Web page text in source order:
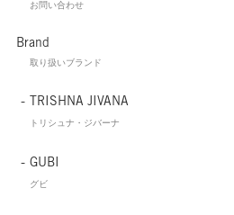
お問い合わせ
Brand
取り扱いブランド
TRISHNA JIVANA
トリシュナ・ジバーナ
GUBI
グビ